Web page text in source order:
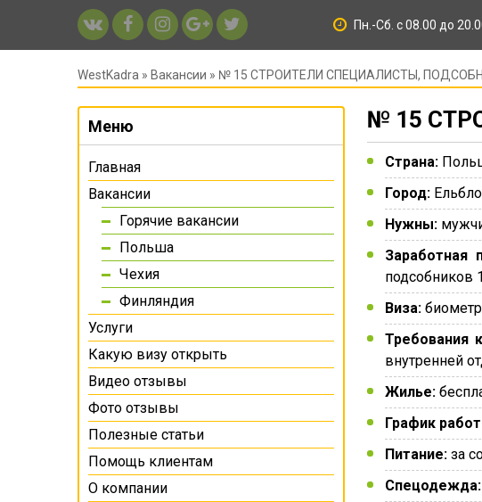
Пн.-Сб. с 08.00 до
WestKadra » Вакансии » № 15 СТРОИТЕЛИ СПЕЦИАЛИСТЫ,
Меню
Главная
Вакансии
Горячие вакансии
Польша
Чехия
Финляндия
Услуги
Какую визу открыть
Видео отзывы
Фото отзывы
Полезные статьи
Помощь клиентам
О компании
№ 15
Страна:
Город:
Нужны:
Заработная
подсобников
Виза:
Требования
внутренней
Жилье:
График
Питание: за
Спецодежда: